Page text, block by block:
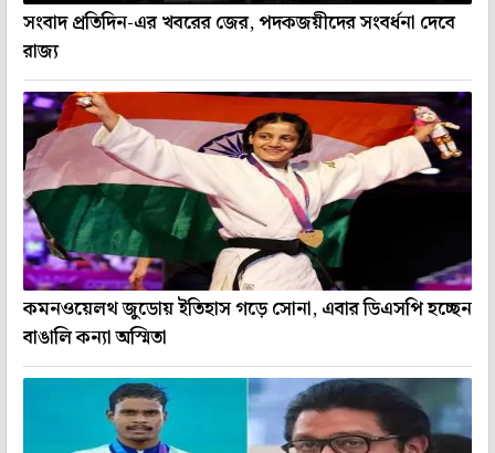
সংবাদ প্রতিদিন-এর খবরের জের, পদকজয়ীদের সংবর্ধনা দেবে
রাজ্য
কমনওয়েলথ জুডোয় ইতিহাস গড়ে সোনা, এবার ডিএসপি হচ্ছেন
বাঙালি কন্যা অস্মিতা